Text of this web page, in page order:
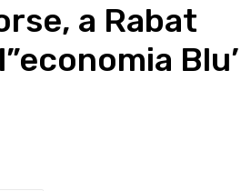
a Rabat
Blu’